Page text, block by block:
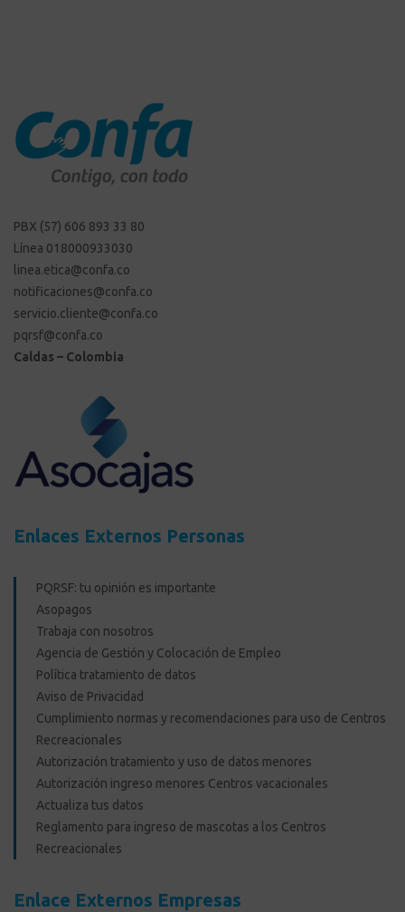
PBX (57) 606 893 33 80
Línea 018000933030
linea.etica@confa.co
notificaciones@confa.co
servicio.cliente@confa.co
pqrsf@confa.co
Caldas – Colombia
Enlaces Externos Personas
PQRSF: tu opinión es importante
Asopagos
Trabaja con nosotros
Agencia de Gestión y Colocación de Empleo
Política tratamiento de datos
Aviso de Privacidad
Cumplimiento normas y recomendaciones para uso de Centros
Recreacionales
Autorización tratamiento y uso de datos menores
Autorización ingreso menores Centros vacacionales
Actualiza tus datos
Reglamento para ingreso de mascotas a los Centros
Recreacionales
Enlace Externos Empresas